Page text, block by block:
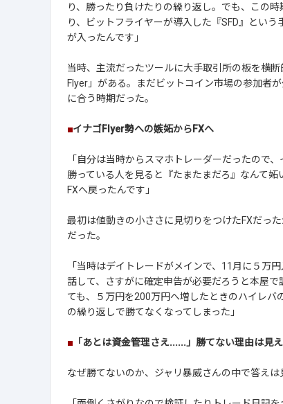
り、勝ったり負けたりの繰り返し。でも、この
り、ビットフライヤーが導入した『SFD』とい
が入ったんです」
当時、主流だったツールに大手取引所の板を横
Flyer」がある。まだビットコイン市場の参加者
に合う時期だった。
■イナゴFlyer勢への嫉妬からFXへ
「自分は当時からスマホトレーダーだったので
勝っている人を見ると『たまたまだろ』なんて妬
FXへ戻ったんです」
最初は値動きの小ささに見切りをつけたFXだっ
だった。
「当時はデイトレードがメインで、11月に５万
話して、さすがに確定申告が必要だろうと本屋
ても、５万円を200万円へ増したときのハイレ
の繰り返しで勝てなくなってしまった」
■ 「あとは資金管理さえ......」勝てない理由は見
なぜ勝てないのか、ジャリ暴威さんの中で答えは